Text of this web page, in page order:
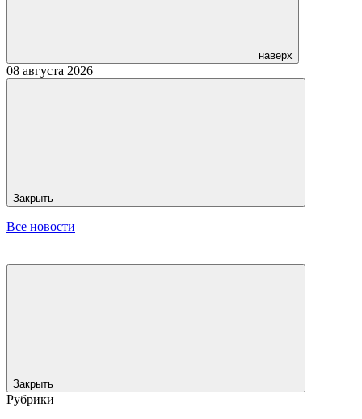
наверх
08 августа 2026
Закрыть
Все новости
Закрыть
Рубрики